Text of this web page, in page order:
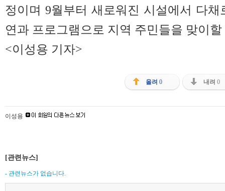
정이며 9월부터 새로워진 시설에서 다
연과 프로그램으로 지역 주민들을 맞이
<이성용 기자>
올려 0 내려 0
이성용
[관련뉴스]
- 관련뉴스가 없습니다.